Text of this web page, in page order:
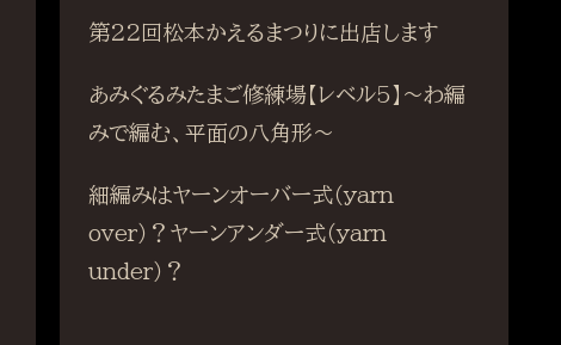
第22回松本かえるまつりに出店します
あみぐるみたまご修練場【レベル5】〜わ編
みで編む、平面の八角形〜
細編みはヤーンオーバー式（yarn
over）？ヤーンアンダー式（yarn
under）？